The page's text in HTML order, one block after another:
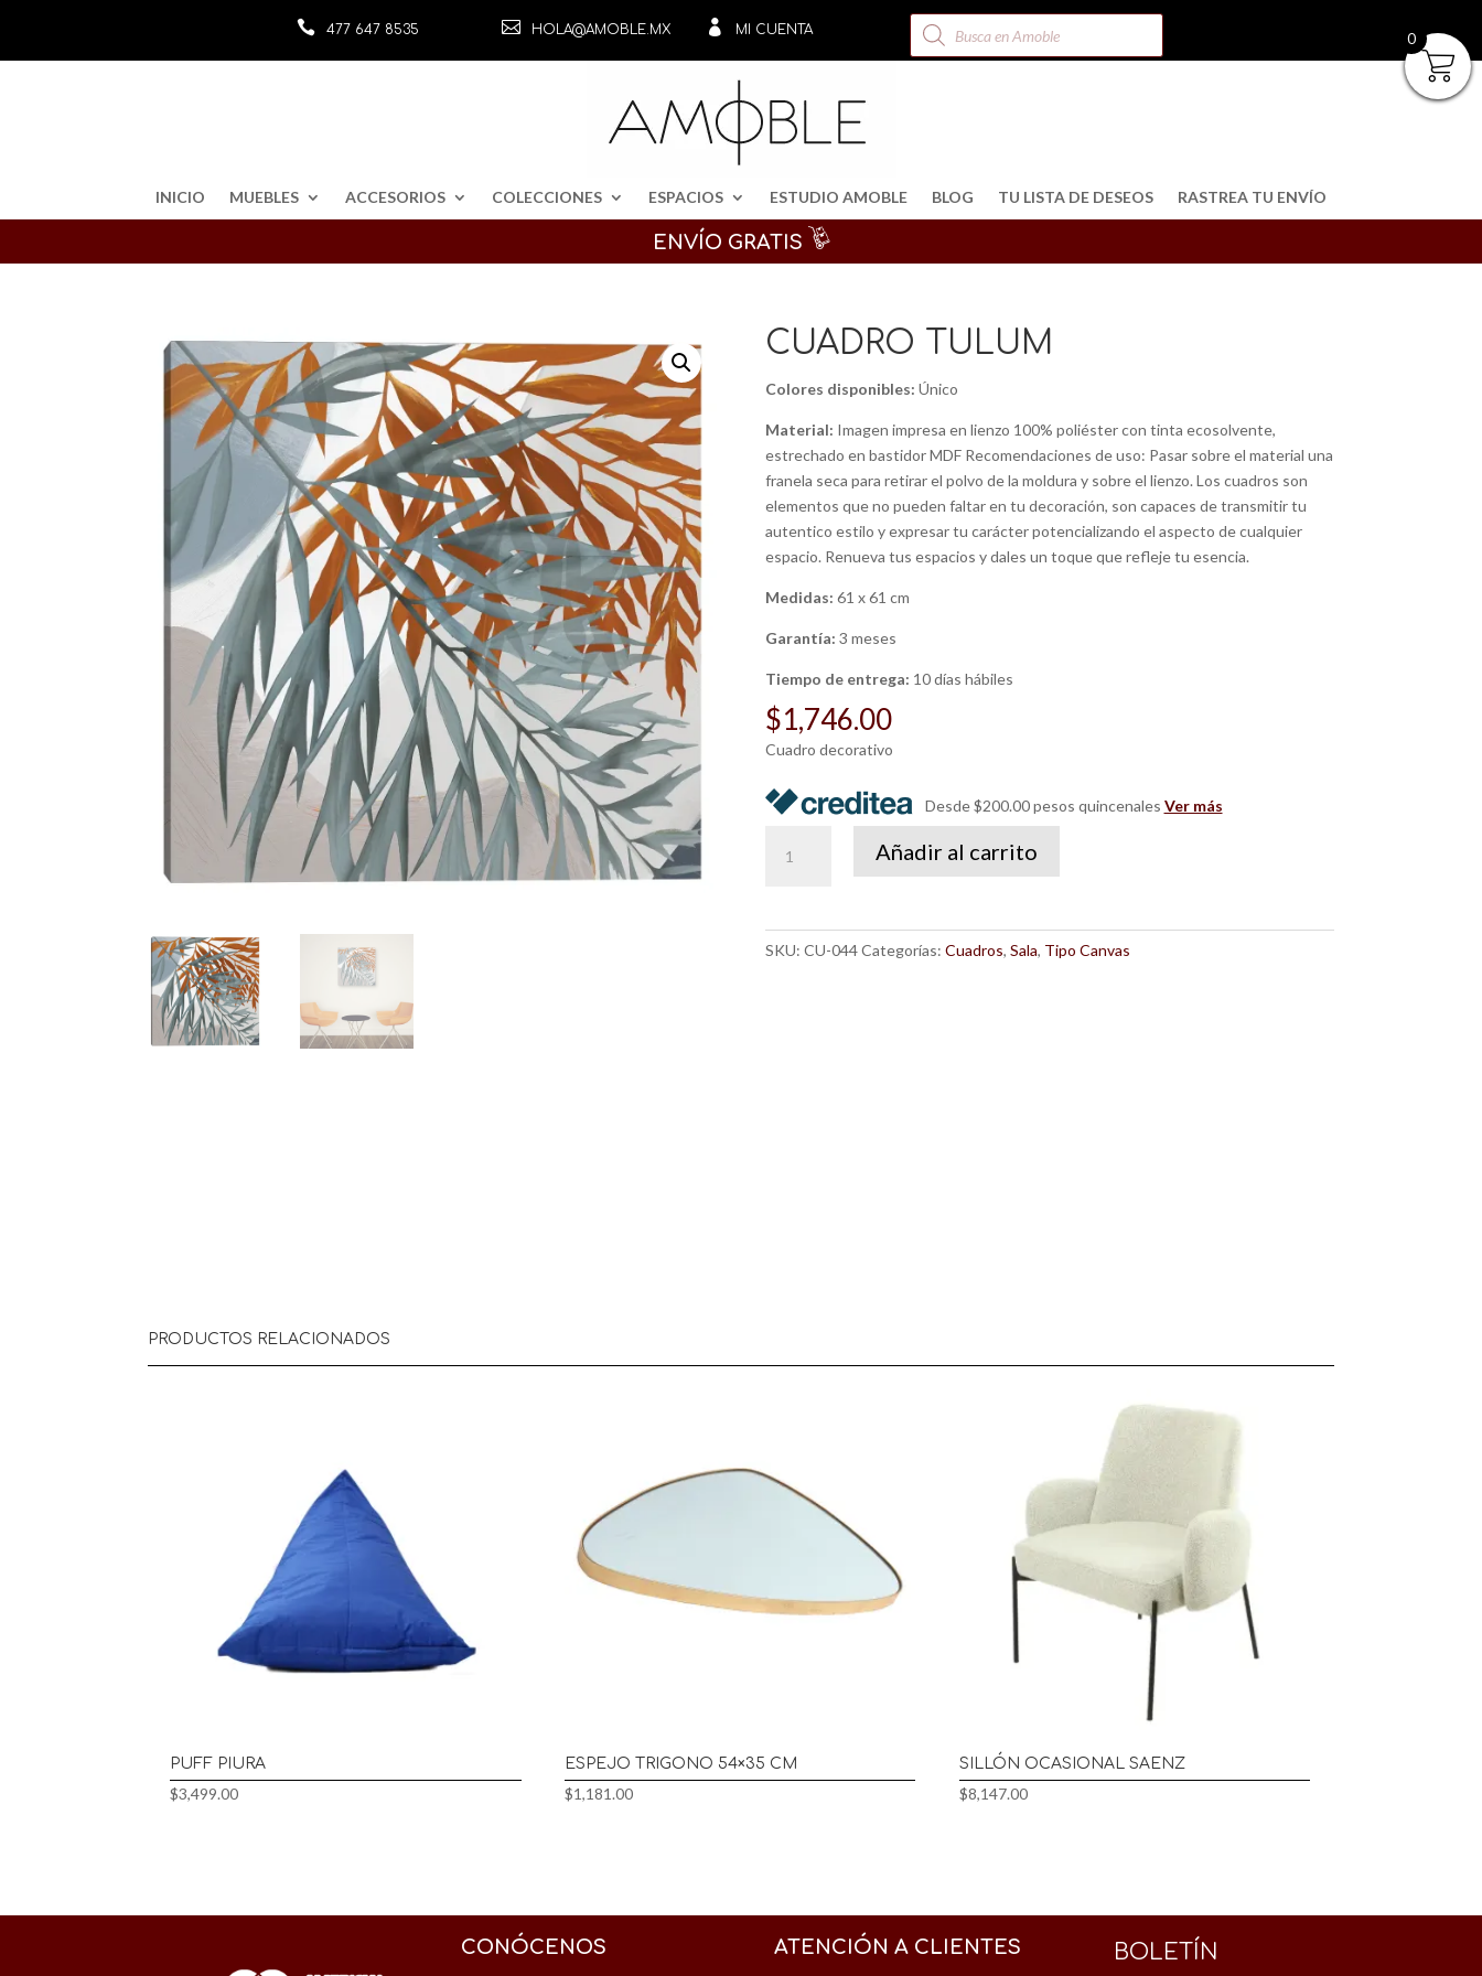
 477 647 8535  HOLA@AMOBLE.MX  MI CUENTA
Búsqueda
de
productos
INICIO MUEBLES ACCESORIOS COLECCIONES ESPACIOS ESTUDIO AMOBLE BLOG TU LISTA DE DESEOS RASTREA TU ENVÍO
ENVÍO GRATIS
CUADRO TULUM
Colores disponibles: Único
Material: Imagen impresa en lienzo 100% poliéster con tinta ecosolvente,
estrechado en bastidor MDF Recomendaciones de uso: Pasar sobre el material una
franela seca para retirar el polvo de la moldura y sobre el lienzo. Los cuadros son
elementos que no pueden faltar en tu decoración, son capaces de transmitir tu
autentico estilo y expresar tu carácter potencializando el aspecto de cualquier
espacio. Renueva tus espacios y dales un toque que refleje tu esencia.
Medidas: 61 x 61 cm
Garantía: 3 meses
Tiempo de entrega: 10 días hábiles
$1,746.00
Cuadro decorativo
Desde $200.00 pesos quincenales Ver más
Tulum
Añadir al carrito
SKU: CU-044 Categorías: Cuadros, Sala, Tipo Canvas
PRODUCTOS RELACIONADOS
PUFF PIURA
$3,499.00
ESPEJO TRIGONO 54×35 CM
$1,181.00
SILLÓN OCASIONAL SAENZ
$8,147.00
CONÓCENOS ATENCIÓN A CLIENTES BOLETÍN
0